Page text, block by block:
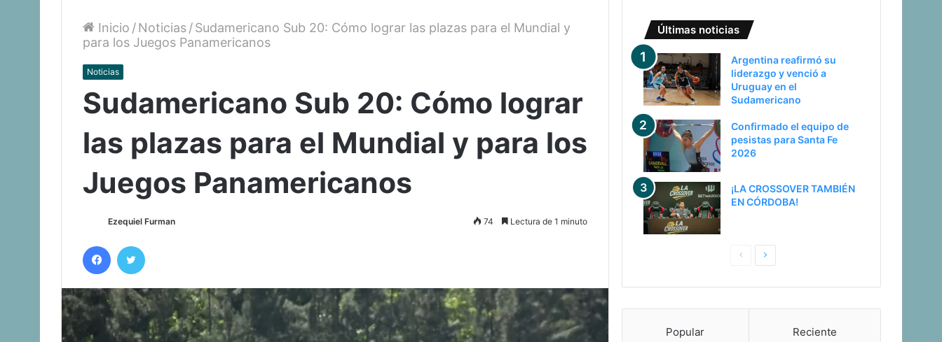
Inicio /Noticias/Sudamericano Sub 20: Cómo lograr las plazas para el Mundial y
para los Juegos Panamericanos
Noticias
Sudamericano Sub 20: Cómo lograr
las plazas para el Mundial y para los
Juegos Panamericanos
Ezequiel Furman 74 Lectura de 1 minuto
Facebook
Últimas noticias
Argentina reafirmó su
liderazgo y venció a
Uruguay en el
Sudamericano
Confirmado el equipo de
pesistas para Santa Fe
2026
¡LA CROSSOVER TAMBIÉN
EN CÓRDOBA!
PaginaSiguiente
Popular Reciente